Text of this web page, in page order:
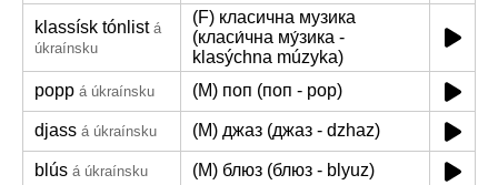
klassísk tónlist á
úkraínsku
(F) класична музика
(класи́чна му́зика -
klasýchna múzyka)
popp á úkraínsku (M) поп (поп - pop)
djass á úkraínsku (M) джаз (джаз - dzhaz)
blús á úkraínsku (M) блюз (блюз - blyuz)